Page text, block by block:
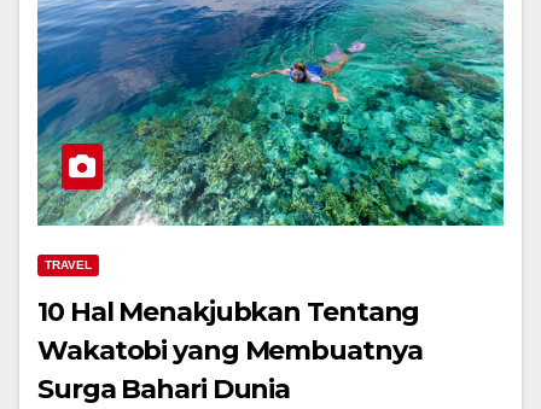
TRAVEL
10 Hal Menakjubkan Tentang
Wakatobi yang Membuatnya
Surga Bahari Dunia